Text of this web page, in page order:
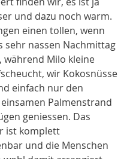
und dazu noch warm.
einen tollen, wenn
sehr nassen Nachmittag
während Milo kleine
wir Kokosnüsse
einfach nur den
Palmenstrand
geniessen. Das
ist komplett
und die Menschen